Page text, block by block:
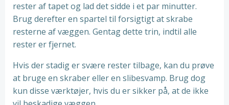
rester af tapet og lad det sidde i et par minutter.
Brug derefter en spartel til forsigtigt at skrabe
resterne af væggen. Gentag dette trin, indtil alle
rester er fjernet.
Hvis der stadig er svære rester tilbage, kan du prøve
at bruge en skraber eller en slibesvamp. Brug dog
kun disse værktøjer, hvis du er sikker på, at de ikke